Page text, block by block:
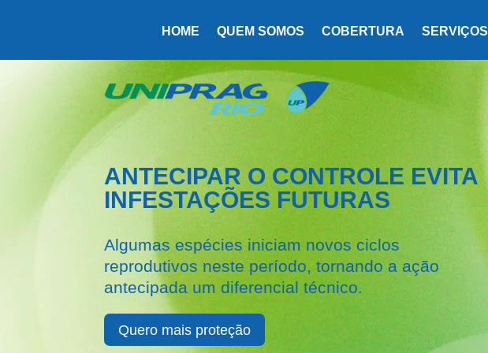
HOME QUEM SOMOS COBERTURA SERVIÇOS
ANTECIPAR O CONTROLE EVITA
INFESTAÇÕES FUTURAS
Algumas espécies iniciam novos ciclos
reprodutivos neste período, tornando a ação
antecipada um diferencial técnico.
Quero mais proteção